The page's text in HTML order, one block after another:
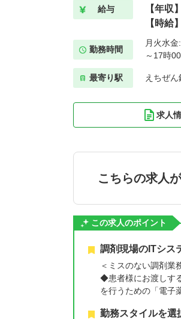
給与
【年収
【時給
勤務時間
月火水
～17時
最寄り駅 えちぜ
求人
こちらの求人
この求人のポイント
調剤現場のITシス
＜ミスのない調剤業
◆患者様にお渡しす
を行うための「電子
勤務スタイルを選